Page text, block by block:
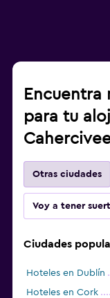
Encuentra
para tu
Otras ciudades
Voy a tener
Ciudades
Hoteles en Dublín
Hoteles en Cork